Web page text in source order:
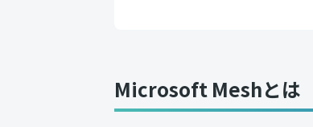
Microsoft Meshとは